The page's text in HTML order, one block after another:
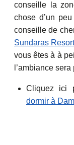
conseille la
chose d’un
conseille de
Sundaras
vous êtes à à
l’ambiance
Cliquez ici
dormir à